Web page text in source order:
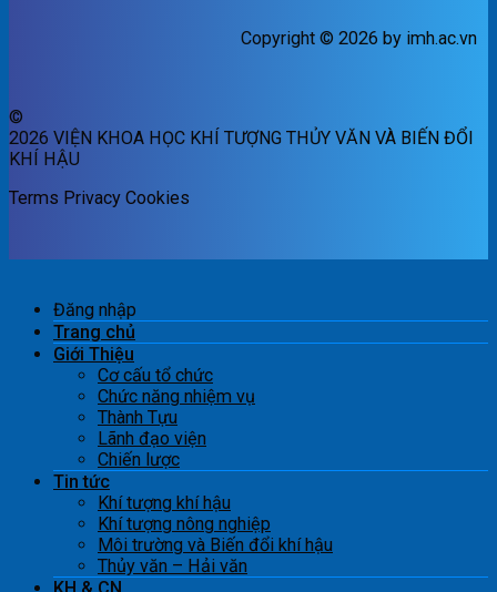
Copyright © 2026 by imh.ac.vn
©
2026 VIỆN KHOA HỌC KHÍ TƯỢNG THỦY VĂN VÀ BIẾN ĐỔI
KHÍ HẬU
Terms Privacy Cookies
Đăng nhập
Trang chủ
Giới Thiệu
Cơ cấu tổ chức
Chức năng nhiệm vụ
Thành Tựu
Lãnh đạo viện
Chiến lược
Tin tức
Khí tượng khí hậu
Khí tượng nông nghiệp
Môi trường và Biến đổi khí hậu
Thủy văn – Hải văn
KH & CN